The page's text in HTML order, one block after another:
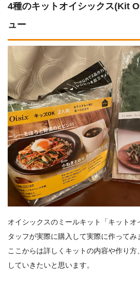
4種のキットオイシックス(Kit
ュー
オイシックスのミールキット「キットオ
タッフが実際に購入して実際に作ってみ
ここからは詳しくキットの内容や作り方
していきたいと思います。